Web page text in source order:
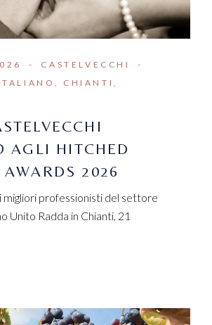
CASTELVECCHI
CHIANTI
AGLI HITCHED
2026
migliori professionisti del settore
Unito Radda in Chianti, 21